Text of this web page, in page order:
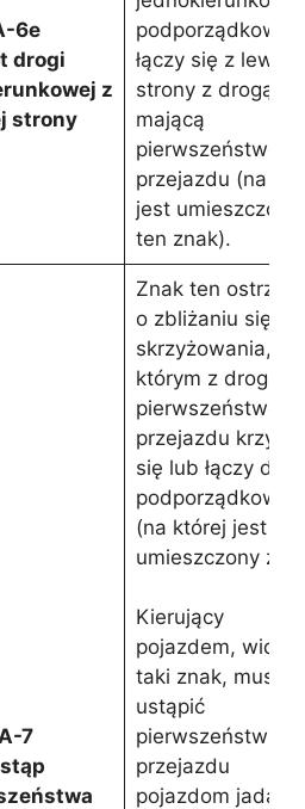
6e
drogi
z
strony
łączy się z lewej
strony z drogą
mającą
pierwszeństwo
przejazdu (na
jest umieszczony
ten znak).
A-7
Znak ten
o zbliżaniu się do
skrzyżowania, na
którym z drogą z
pierwszeństwem
przejazdu
się lub łączy
(na której jest
umieszczony
Kierujący
pojazdem,
taki znak, musi
ustąpić
pierwszeństwa
przejazdu
pojazdom